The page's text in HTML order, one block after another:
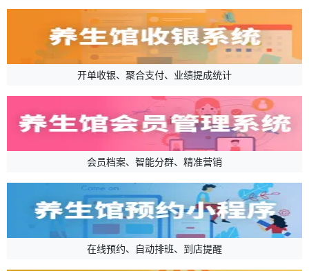
开单收银、聚合支付、业绩提成统计
会员档案、智能分群、精准营销
在线预约、自动排班、到店提醒